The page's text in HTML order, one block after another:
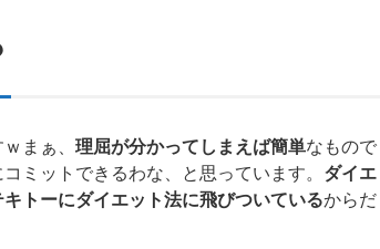
まぁ、 理屈が分かってしまえば簡単なもので
ミットできるわな、と思っています。 ダイエ
トーにダイエット法に飛びついているからだ